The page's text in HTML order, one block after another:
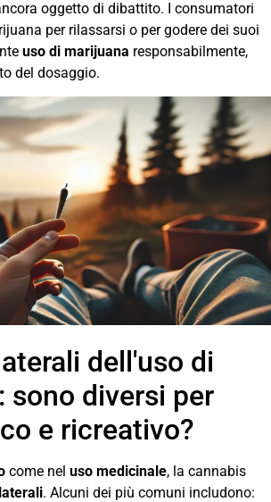
oggetto di dibattito. I consumatori
per rilassarsi o per godere dei suoi
uso di marijuana responsabilmente,
del dosaggio.
dell'uso di
sono diversi per
e ricreativo?
come nel uso medicinale, la cannabis
. Alcuni dei più comuni includono: